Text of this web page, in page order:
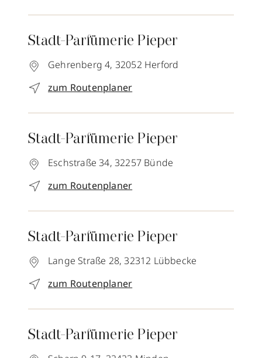
Stadt-Parfümerie Pieper
Gehrenberg 4, 32052 Herford
zum Routenplaner
Stadt-Parfümerie Pieper
Eschstraße 34, 32257 Bünde
zum Routenplaner
Stadt-Parfümerie Pieper
Lange Straße 28, 32312 Lübbecke
zum Routenplaner
Stadt-Parfümerie Pieper